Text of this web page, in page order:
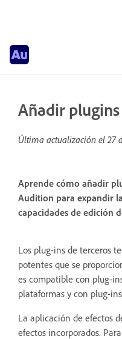
Añadir
Última actualización el27
Aprende cómo añadir
Audition para expandir
capacidades de edición
Los plug-ins de terceros
potentes que se
es compatible con plug-
plataformas y con plug-
La aplicación de efectos
efectos incorporados.